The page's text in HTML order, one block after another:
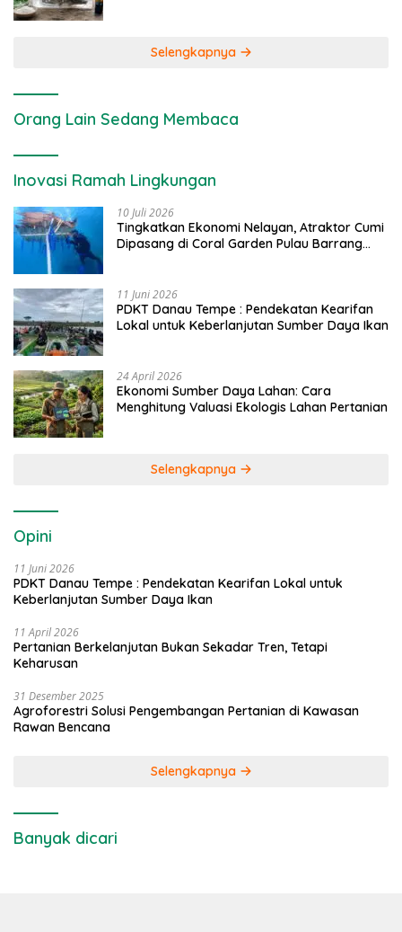
Selengkapnya
Orang Lain Sedang Membaca
Inovasi Ramah Lingkungan
10 Juli 2026
Tingkatkan Ekonomi Nelayan, Atraktor Cumi
Dipasang di Coral Garden Pulau Barrang
11 Juni 2026
PDKT Danau Tempe : Pendekatan Kearifan
Lokal untuk Keberlanjutan Sumber Daya Ikan
24 April 2026
Ekonomi Sumber Daya Lahan: Cara
Menghitung Valuasi Ekologis Lahan Pertanian
Selengkapnya
Opini
11 Juni 2026
PDKT Danau Tempe : Pendekatan Kearifan Lokal untuk
Keberlanjutan Sumber Daya Ikan
11 April 2026
Pertanian Berkelanjutan Bukan Sekadar Tren, Tetapi
Keharusan
31 Desember 2025
Agroforestri Solusi Pengembangan Pertanian di Kawasan
Rawan Bencana
Selengkapnya
Banyak dicari